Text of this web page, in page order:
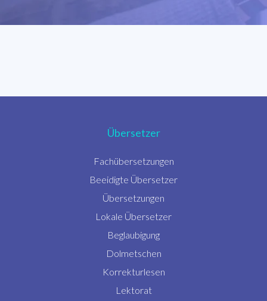
Übersetzer
Fachübersetzungen
Beeidigte Übersetzer
Übersetzungen
Lokale Übersetzer
Beglaubigung
Dolmetschen
Korrekturlesen
Lektorat